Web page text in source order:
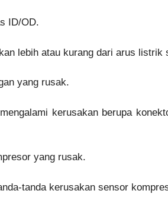
ID/OD.
lebih atau kurang dari arus listrik
yang rusak.
kerusakan berupa
yang rusak.
tanda kerusakan sensor